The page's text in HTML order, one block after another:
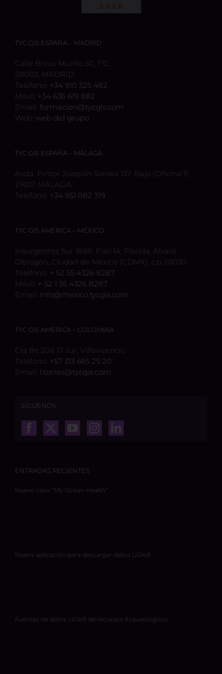
TYC GIS ESPAÑA – MADRID
Calle Bravo Murillo 50, 1ºC,
28003, MADRID
Teléfono: +34 910 325 482
Móvil: +34 635 619 882
Email: formacion@tycgis.com
Web: web del grupo
TYC GIS ESPAÑA – MÁLAGA
Avda. Pintor Joaquín Sorolla 137, Bajo (Oficina 1)
29017 MÁLAGA
Teléfono: +34 951 082 319
TYC GIS AMÉRICA – MÉXICO
Insurgentes Sur 1898, Piso 14, Florida, Álvaro
Obregón, Ciudad de México (CDMX), c.p. 01030
Teléfono: + 52 55 4326 8287
Móvil: + 52 1 55 4326 8287
Email: info@mexico.tycgis.com
TYC GIS AMÉRICA – COLOMBIA
Cra 8e 20a 17 sur, Villavicencio
Teléfono: +57 313 665 25 20
Email:
l.torres@tycgis.com
SÍGUENOS
ENTRADAS RECIENTES
Nuevo visor “My Ocean Health”
Nueva aplicación para descargar datos LiDAR
Fuentes de datos LiDAR de recursos Arqueológicos